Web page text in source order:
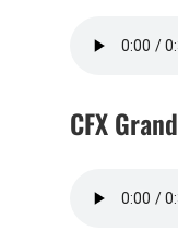
CFX Grand